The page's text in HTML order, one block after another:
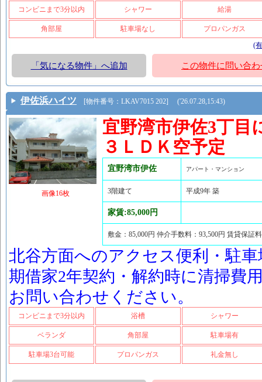
コンビニまで3分以内 シャワー 給湯
角部屋 駐車場なし
プロパンガス
(
「気になる物件」へ追加 この物件に問い合わ
伊佐浜ハイツ [物件番号：LKAV7015 202] ('26.07.28,15:43)
画像16枚
宜野湾市伊佐3丁目
３ＬＤＫ空予定
宜野湾市伊佐 アパート・マンション
3階建て 平成9年 築
家賃:85,000円
敷金：85,000円 仲介手数料：93,500円 賃貸保
北谷方面へのアクセス便利・駐車
期借家2年契約・解約時に清掃費
お問い合わせください。
コンビニまで3分以内 浴槽 シャワー
ベランダ 角部屋 駐車場有
駐車場3台可能 プロパンガス 礼金無し